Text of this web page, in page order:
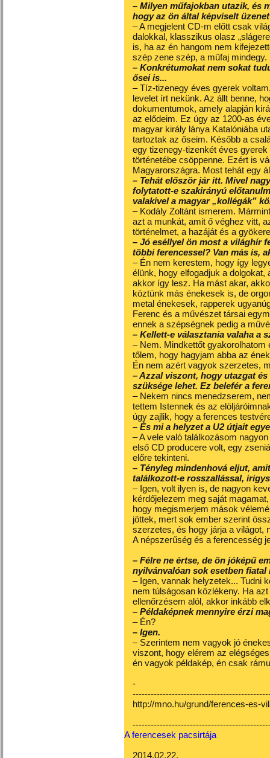
– Milyen műfajokban utazik, és
hogy az ön által képviselt
– A megjelent CD-m előtt csak
dalokkal, klasszikus olasz
is, ha az én hangom nem
szép zene szép, a műfaj mindegy.
– Konkrétumokat nem sokat
ősei is...
– Tíz-tizenegy éves gyerek
levelet írt nekünk. Az állt benne,
dokumentumok, amely alapján
az elődeim. Ez úgy az 1200-as
magyar király lánya Katalóniába
tartoztak az őseim. Később a
egy tizenegy-tizenkét éves
történetébe csöppenne. Ezért is
Magyarországra. Most tehát egy
– Tehát először jár itt. Mivel
folytatott-e szakirányú
valakivel a magyar „kollégák”
– Kodály Zoltánt ismerem.
azt a munkát, amit ő véghez vitt,
történelmet, a hazáját és a
– Jó eséllyel ön most a világhír
többi ferencessel? Van más is,
– Én nem kerestem, hogy így
élünk, hogy elfogadjuk a
akkor így lesz. Ha mást akar,
köztünk más énekesek is, de
metal énekesek, rapperek
Ferenc és a művészet társai
ennek a szépségnek pedig a
– Kellett-e választania valaha a
– Nem. Mindkettőt
tőlem, hogy hagyjam abba az
Én nem azért vagyok szerzetes,
– Azzal viszont, hogy utazgat
szüksége lehet. Ez belefér a
– Nekem nincs menedzserem,
tettem Istennek és az
úgy zajlik, hogy a ferences
– És mi a helyzet a U2 útjait
– A vele való találkozásom
első CD producere volt, egy
előre tekinteni.
– Tényleg mindenhová eljut,
találkozott-e rosszallással,
– Igen, volt ilyen is, de nagyon
kérdőjelezem meg saját
hogy megismerjem mások
jöttek, mert sok ember szerint
szerzetes, és hogy járja a világot,
A népszerűség és a ferencesség
– Félre ne értse, de ön jóképű
nyilvánvalóan sok esetben fiatal
– Igen, vannak helyzetek... Tudni
nem túlságosan közlékeny. Ha
ellenőrzésem alól, akkor inkább
– Példaképnek mennyire érzi
– Én?
– Igen.
– Szerintem nem vagyok jó
viszont, hogy elérem az
én vagyok példakép, én csak
-
http://mno.hu/grund/ferences-es-
A ferencesek pacsirtája
2014.02.22.